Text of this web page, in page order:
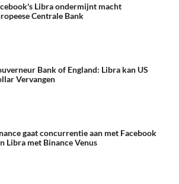
Libra ondermijnt macht
Centrale Bank
Bank of England: Libra kan US
Vervangen
gaat concurrentie aan met Facebook
Libra met Binance Venus